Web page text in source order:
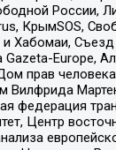
России,
КрымSOS,
Хабомаи,
прав
федерация
Центр